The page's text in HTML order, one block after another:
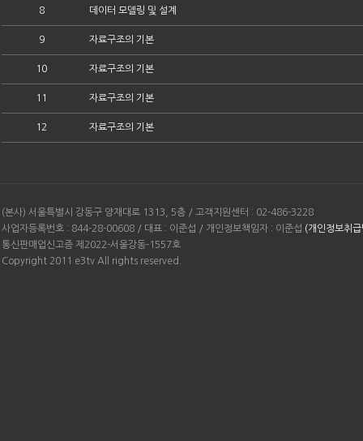
8 데이터 모델링 및 설계
9 자료구조의 기본
10 자료구조의 기본
11 자료구조의 기본
12 자료구조의 기본
(본사) 서울특별시 강동구 양재대로 1313, 5층 / 고객지원센터 : 02-486-3228
사업자등록번호 : 844-28-00608 / 대표 : 이준섭 / 개인정보책임자 : 이준섭 (개인정보취
통신판매업신고증 제2022-서울강동-1557호
Copyright 2011 e3tv All rights reserved.